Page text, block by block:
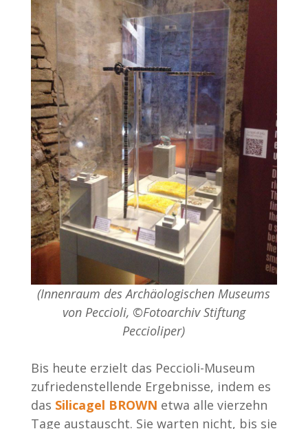
(Innenraum des Archäologischen Museums
von Peccioli, ©Fotoarchiv Stiftung
Peccioliper)
Bis heute erzielt das Peccioli-Museum
zufriedenstellende Ergebnisse, indem es
das Silicagel BROWN etwa alle vierzehn
Tage austauscht. Sie warten nicht, bis sie